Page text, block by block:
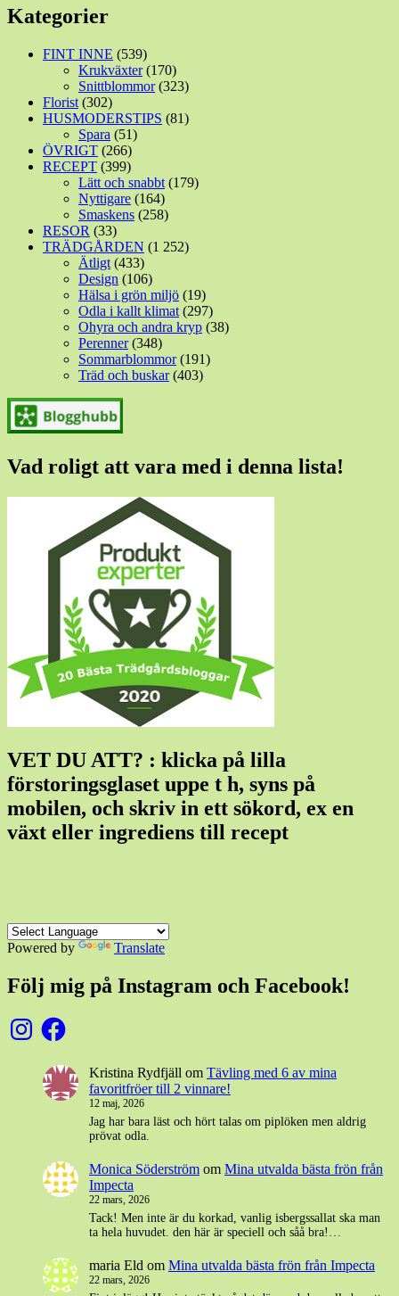
Kategorier
FINT INNE (539)
Krukväxter(170)
Snittblommor(323)
Florist (302)
HUSMODERSTIPS (81)
Spara (51)
ÖVRIGT (266)
RECEPT (399)
Lätt och snabbt (179)
Nyttigare (164)
Smaskens (258)
RESOR (33)
TRÄDGÅRDEN (1 252)
Ätligt (433)
Design (106)
Hälsa i grön miljö (19)
Odla i kallt klimat (297)
Ohyra och andra kryp (38)
Perenner(348)
Sommarblommor(191)
Träd och buskar(403)
Vad roligt att vara med i denna lista!
VET DU ATT? : klicka på lilla
förstoringsglaset uppe t h, syns på
mobilen, och skriv in ett sökord, ex en
växt eller ingrediens till recept
Powered by Translate
Följ mig på Instagram och Facebook!
InstagramFacebook
Kristina Rydfjäll om Tävling med 6 av mina
favoritfröer till 2 vinnare!
12 maj, 2026
Jag har bara läst och hört talas om piplöken men aldrig
prövat odla.
Monica Söderström om Mina utvalda bästa frön från
Impecta
22 mars, 2026
Tack! Men inte är du korkad, vanlig isbergssallat ska man
ta hela huvudet. den här är speciell och såå bra!…
maria Eld om Mina utvalda bästa frön från Impecta
22 mars, 2026